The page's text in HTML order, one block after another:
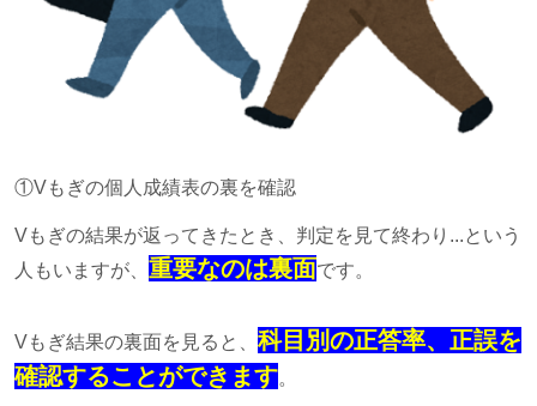
①Vもぎの個人成績表の裏を確認
Vもぎの結果が返ってきたとき、判定を見て終わり...という
人もいますが、 重要なのは裏面です。
Vもぎ結果の裏面を見ると、 科目別の正答率、正誤を
確認することができます。